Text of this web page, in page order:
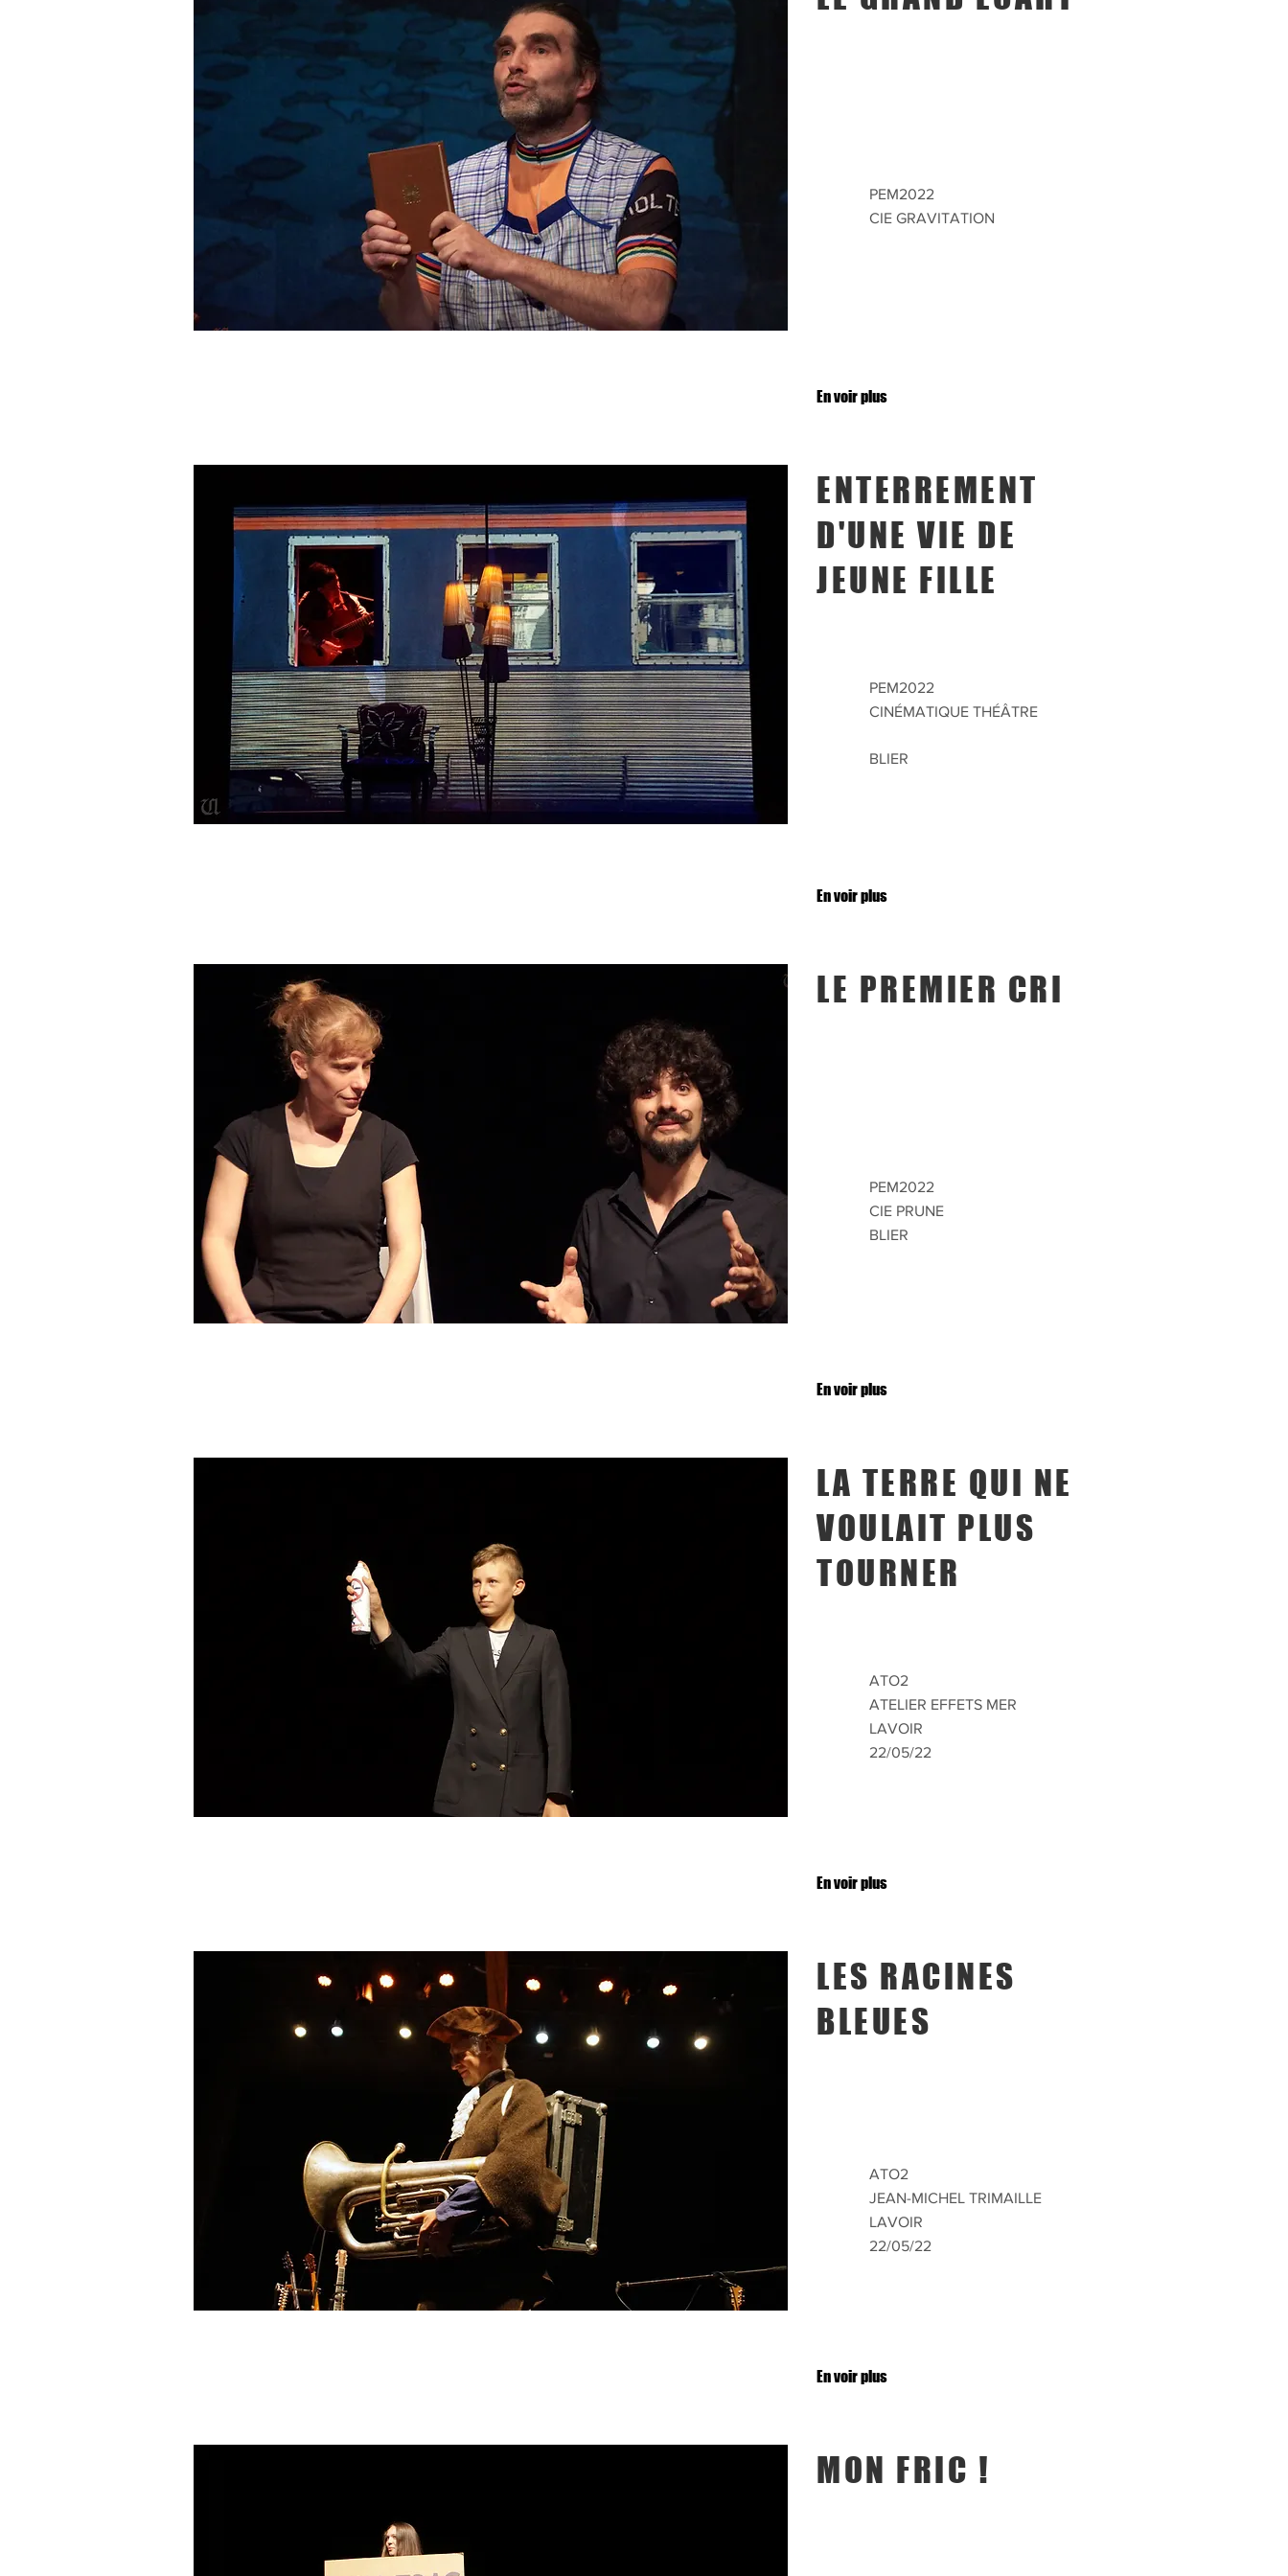
PEM2022
CIE GRAVITATION
En voir plus
ENTERREMENT
D'UNE VIE DE
JEUNE FILLE
PEM2022
CINÉMATIQUE THÉÂTRE
BLIER
En voir plus
LE PREMIER CRI
PEM2022
CIE PRUNE
BLIER
En voir plus
LA TERRE QUI NE
VOULAIT PLUS
TOURNER
ATO2
ATELIER EFFETS MER
LAVOIR
22/05/22
En voir plus
LES RACINES
BLEUES
ATO2
JEAN-MICHEL TRIMAILLE
LAVOIR
22/05/22
En voir plus
MON FRIC !